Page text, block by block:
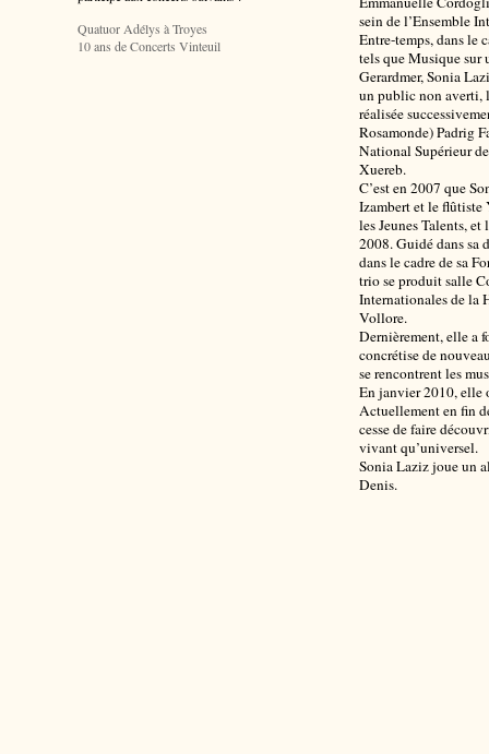
sein de l’Ensemble
Entre-temps, dans le
tels que Musique sur
Gerardmer, Sonia
un public non averti,
réalisée
Rosamonde) Padrig
National Supérieur
Xuereb.
C’est en 2007 que
Izambert et le flûtiste
les Jeunes Talents,
2008. Guidé dans sa
dans le cadre de sa
trio se produit salle
Internationales de la
Vollore.
Dernièrement, elle a
concrétise de
se rencontrent les
En janvier 2010, elle
Actuellement en fin
cesse de faire
vivant qu’universel.
Sonia Laziz joue un
Denis.
Quatuor Adélys à Troyes
10 ans de Concerts Vinteuil